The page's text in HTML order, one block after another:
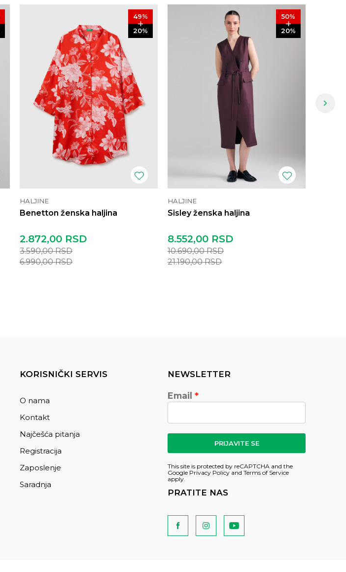
49%
20%
HALJINE
Benetton ženska haljina
2.872,00 RSD
3.590,00RSD
6.990,00RSD
50%
20%
HALJINE
Sisley ženska haljina
8.552,00 RSD
10.690,00RSD
21.190,00RSD
KORISNIČKI SERVIS
O nama
Kontakt
Najčešća pitanja
Registracija
Zaposlenje
Saradnja
NEWSLETTER
Email
PRIJAVITE SE
This site is protected by reCAPTCHA and the
Google Privacy Policy and Terms of Service
apply.
PRATITE NAS